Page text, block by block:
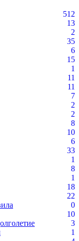
512
13
2
35
6
15
1
11
11
7
2
2
8
10
6
33
1
8
1
18
22
0
10
3
1